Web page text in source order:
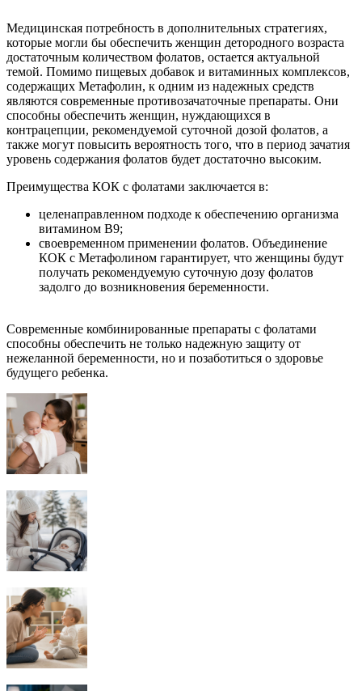
Медицинская потребность в дополнительных стратегиях,
которые могли бы обеспечить женщин детородного возраста
достаточным количеством фолатов, остается актуальной
темой. Помимо пищевых добавок и витаминных комплексов,
содержащих Метафолин, к одним из надежных средств
являются современные противозачаточные препараты. Они
способны обеспечить женщин, нуждающихся в
контрацепции, рекомендуемой суточной дозой фолатов, а
также могут повысить вероятность того, что в период зачатия
уровень содержания фолатов будет достаточно высоким.
Преимущества КОК с фолатами заключается в:
целенаправленном подходе к обеспечению организма
витамином B9;
своевременном применении фолатов. Объединение
КОК с Метафолином гарантирует, что женщины будут
получать рекомендуемую суточную дозу фолатов
задолго до возникновения беременности.
Современные комбинированные препараты с фолатами
способны обеспечить не только надежную защиту от
нежеланной беременности, но и позаботиться о здоровье
будущего ребенка.